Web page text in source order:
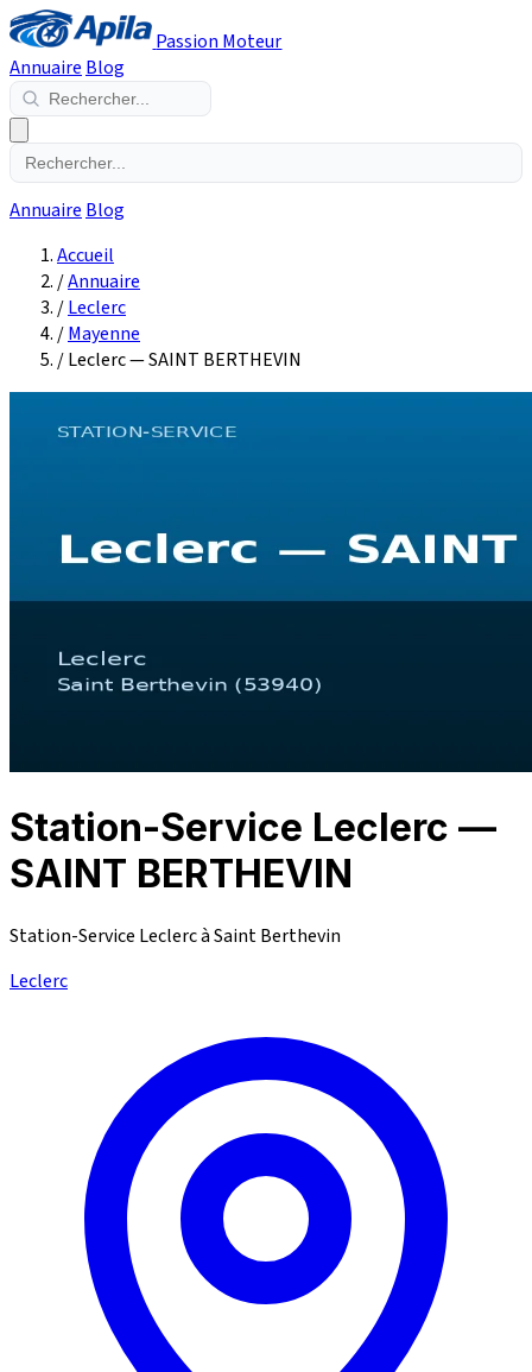
Passion Moteur
Annuaire Blog
Annuaire Blog
Accueil
/Annuaire
/Leclerc
/Mayenne
/Leclerc — SAINT BERTHEVIN
Station-Service Leclerc —
SAINT BERTHEVIN
Station-Service Leclerc à Saint Berthevin
Leclerc